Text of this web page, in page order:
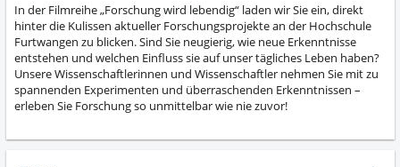
In der Filmreihe „Forschung wird lebendig“ laden wir Sie ein, direkt
hinter die Kulissen aktueller Forschungsprojekte an der Hochschule
Furtwangen zu blicken. Sind Sie neugierig, wie neue Erkenntnisse
entstehen und welchen Einfluss sie auf unser tägliches Leben haben?
Unsere Wissenschaftlerinnen und Wissenschaftler nehmen Sie mit zu
spannenden Experimenten und überraschenden Erkenntnissen –
erleben Sie Forschung so unmittelbar wie nie zuvor!